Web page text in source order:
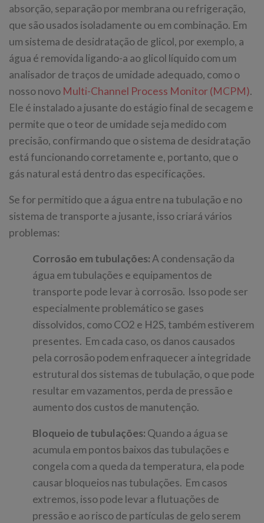
absorção, separação por membrana ou refrigeração,
que são usados isoladamente ou em combinação. Em
um sistema de desidratação de glicol, por exemplo, a
água é removida ligando-a ao glicol líquido com um
analisador de traços de umidade adequado, como o
nosso novo Multi-Channel Process Monitor (MCPM).
Ele é instalado a jusante do estágio final de secagem e
permite que o teor de umidade seja medido com
precisão, confirmando que o sistema de desidratação
está funcionando corretamente e, portanto, que o
gás natural está dentro das especificações.
Se for permitido que a água entre na tubulação e no
sistema de transporte a jusante, isso criará vários
problemas:
Corrosão em tubulações:A condensação da
água em tubulações e equipamentos de
transporte pode levar à corrosão. Isso pode ser
especialmente problemático se gases
dissolvidos, como CO2 e H2S, também estiverem
presentes. Em cada caso, os danos causados
pela corrosão podem enfraquecer a integridade
estrutural dos sistemas de tubulação, o que pode
resultar em vazamentos, perda de pressão e
aumento dos custos de manutenção.
Bloqueio de tubulações: Quando a água se
acumula em pontos baixos das tubulações e
congela com a queda da temperatura, ela pode
causar bloqueios nas tubulações. Em casos
extremos, isso pode levar a flutuações de
pressão e ao risco de partículas de gelo serem